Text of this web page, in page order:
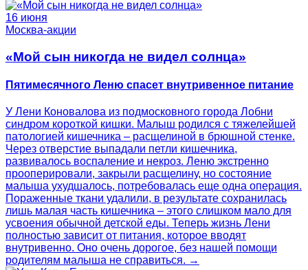
16 июня
Москва-акции
«Мой сын никогда не видел солнца»
Пятимесячного Леню спасет внутривенное питание
У Лени Коновалова из подмосковного города Лобни
синдром короткой кишки. Малыш родился с тяжелейшей
патологией кишечника – расщелиной в брюшной стенке.
Через отверстие выпадали петли кишечника,
развивалось воспаление и некроз. Леню экстренно
прооперировали, закрыли расщелину, но состояние
малыша ухудшалось, потребовалась еще одна операция.
Пораженные ткани удалили, в результате сохранилась
лишь малая часть кишечника – этого слишком мало для
усвоения обычной детской еды. Теперь жизнь Лени
полностью зависит от питания, которое вводят
внутривенно. Оно очень дорогое, без нашей помощи
родителям малыша не справиться. →